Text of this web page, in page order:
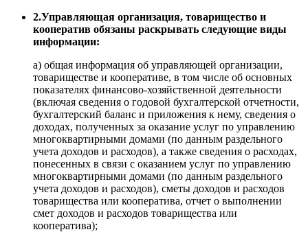
2.Управляющая организация, товарищество и
кооператив обязаны раскрывать следующие виды
информации:
а) общая информация об управляющей организации,
товариществе и кооперативе, в том числе об основных
показателях финансово-хозяйственной деятельности
(включая сведения о годовой бухгалтерской отчетности,
бухгалтерский баланс и приложения к нему, сведения о
доходах, полученных за оказание услуг по управлению
многоквартирными домами (по данным раздельного
учета доходов и расходов), а также сведения о расходах,
понесенных в связи с оказанием услуг по управлению
многоквартирными домами (по данным раздельного
учета доходов и расходов), сметы доходов и расходов
товарищества или кооператива, отчет о выполнении
смет доходов и расходов товарищества или
кооператива);